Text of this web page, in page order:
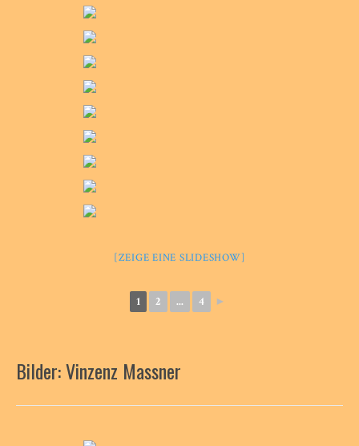
[ZEIGE EINE SLIDESHOW]
1 2 ... 4 ►
Bilder: Vinzenz Massner